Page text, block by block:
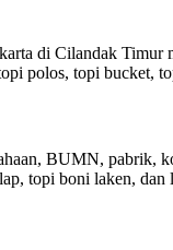
di Cilandak Timur
polos, topi bucket,
BUMN, pabrik,
topi boni laken,